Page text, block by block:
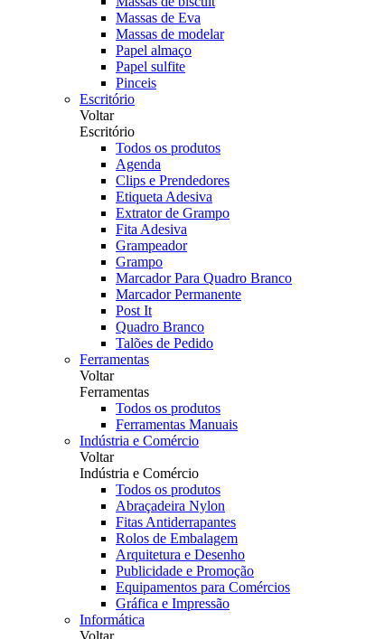
Massas de Eva
Massas de modelar
Papel almaço
Papel sulfite
Pinceis
Escritório
Voltar
Escritório
Todos os produtos
Agenda
Clips e Prendedores
Etiqueta Adesiva
Extrator de Grampo
Fita Adesiva
Grampeador
Grampo
Marcador Para Quadro Branco
Marcador Permanente
Post It
Quadro Branco
Talões de Pedido
Ferramentas
Voltar
Ferramentas
Todos os produtos
Ferramentas Manuais
Indústria e Comércio
Voltar
Indústria e Comércio
Todos os produtos
Abraçadeira Nylon
Fitas Antiderrapantes
Rolos de Embalagem
Arquitetura e Desenho
Publicidade e Promoção
Equipamentos para Comércios
Gráfica e Impressão
Informática
Voltar